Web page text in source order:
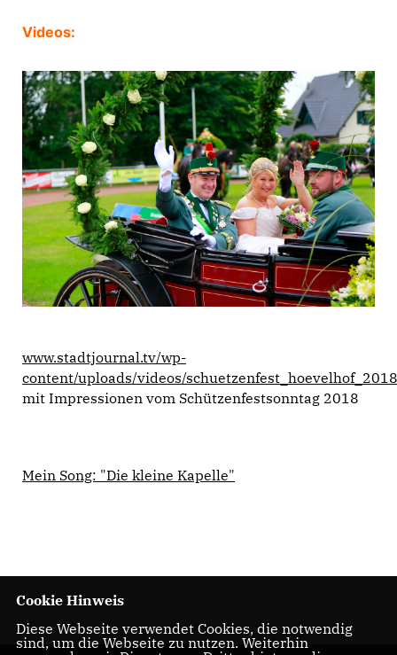
Videos:
www.stadtjournal.tv/wp-
content/uploads/videos/
mit Impressionen vom Schützenfestsonntag 2018
Mein Song: "Die kleine Kapelle"
Cookie Hinweis
Diese Webseite verwendet Cookies, die notwendig
sind, um die Webseite zu nutzen. Weiterhin